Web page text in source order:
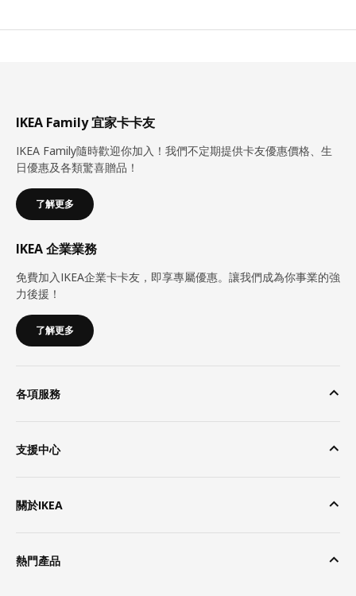
IKEA Family 宜家卡卡友
IKEA Family隨時歡迎你加入！我們不定期提供卡友優惠價格、生
日優惠及各類驚喜贈品！
了解更多
IKEA 企業業務
免費加入IKEA企業卡卡友，即享專屬優惠。讓我們成為你事業的強
力後援！
了解更多
各項服務
支援中心
關於IKEA
熱門產品